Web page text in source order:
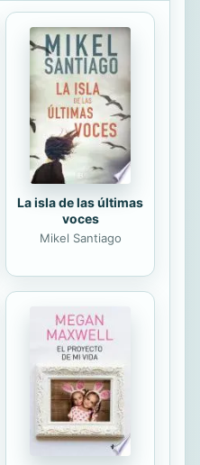
más complejas de
100 ejercicios
llevar a cabo
una mayor robustez y
· Entenderás
y la programación
tipos de...
La isla de las últimas
voces
Mikel Santiago